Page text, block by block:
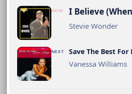
NOW I Believe
Stevie Wonder
NEXT Save The Best For
Vanessa Williams